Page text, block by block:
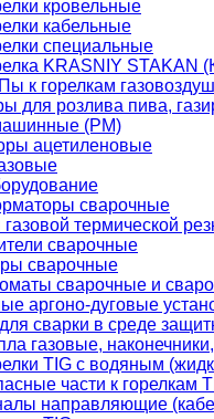
кровельные
кабельные
специальные
KRASNIY STAKAN
к горелкам
для розлива пива,
(РМ)
ацетиленовые
сварочные
термической
сварочные
сварочные
сварочные и
аргоно-дуговые
сварки в среде
газовые,
TIG с водяным
части к горелкам
направляющие